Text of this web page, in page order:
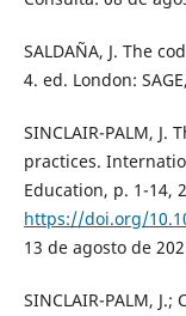
SALDAÑA, J. The
4. ed. London:
SINCLAIR-PALM,
practices.
Education, p. 1-14,
https://doi.org/
13 de agosto de
SINCLAIR-PALM, J.;